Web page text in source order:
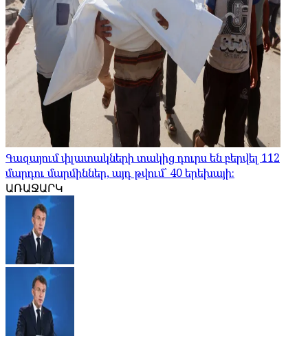
Գազայում փլատակների տակից դուրս են բերվել 112
մարդու մարմիններ, այդ թվում՝ 40 երեխայի։
ԱՌԱՋԱՐԿ